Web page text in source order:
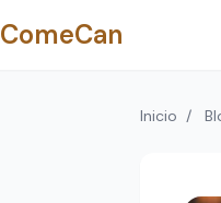
ComeCan
Inicio /